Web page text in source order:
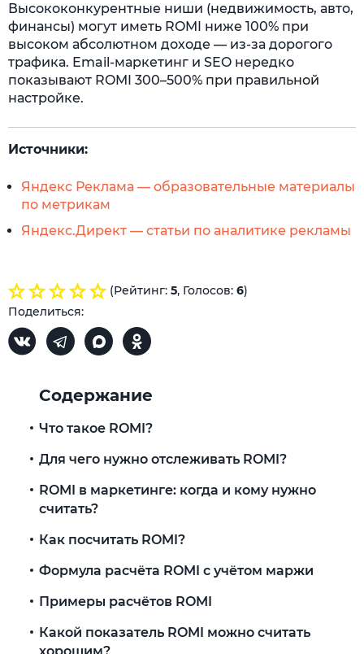
Высококонкурентные ниши (недвижимость, авто,
финансы) могут иметь ROMI ниже 100% при
высоком абсолютном доходе — из-за дорогого
трафика. Email-маркетинг и SEO нередко
показывают ROMI 300–500% при правильной
настройке.
Источники:
Яндекс Реклама — образовательные материалы
по метрикам
Яндекс.Директ — статьи по аналитике рекламы
(Рейтинг: 5, Голосов: 6)
Поделиться:
Содержание
Что такое ROMI?
Для чего нужно отслеживать ROMI?
ROMI в маркетинге: когда и кому нужно
считать?
Как посчитать ROMI?
Формула расчёта ROMI с учётом маржи
Примеры расчётов ROMI
Какой показатель ROMI можно считать